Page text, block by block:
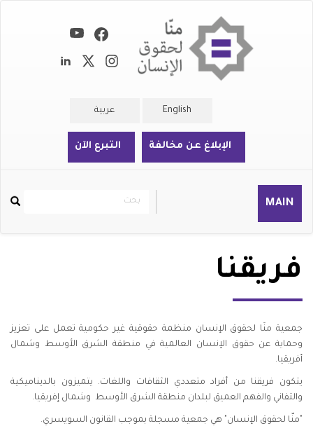
English عربية
الإبلاغ عن مخالفة التبرع الآن
MAIN
Rechercher
بحث
فريقنا
جمعية منَا لحقوق الإنسان منظمة حقوقية غير حكومية تعمل على تعزيز
وحماية عن حقوق الإنسان العالمية في منطقة الشرق الأوسط وشمال
أفريقيا.
يتكون فريقنا من أفراد متعددي الثقافات واللغات. يتميزون بالديناميكية
والتفاني والفهم العميق لبلدان منطقة الشرق الأوسط وشمال إفريقيا.
"منّا لحقوق الإنسان" هي جمعية مسجلة بموجب القانون السويسري.